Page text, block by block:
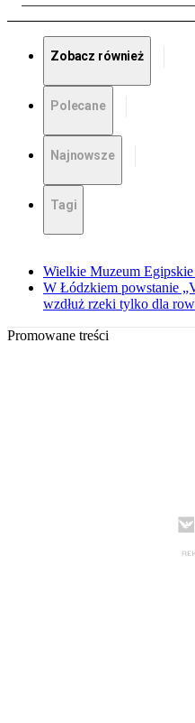
Zobacz również
Polecane
Najnowsze
Tagi
Wielkie Muzeum
W Łódzkiem powstanie
wzdłuż rzeki tylko dla
Promowane treści